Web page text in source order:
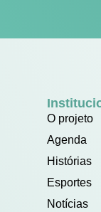
O projeto
Agenda
Histórias
Esportes
Notícias